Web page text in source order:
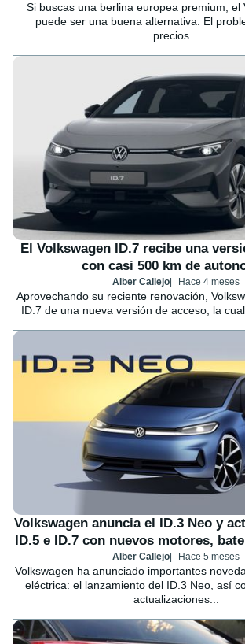
Si buscas una berlina europea premium, el
puede ser una buena alternativa. El
precios...
El Volkswagen ID.7 recibe una
con casi 500 km de
Alber Callejo Hace 4 meses
Aprovechando su reciente renovación,
ID.7 de una nueva versión de acceso, la
Volkswagen anuncia el ID.3 Neo y
ID.5 e ID.7 con nuevos motores,
Alber Callejo Hace 5 meses
Volkswagen ha anunciado importantes
eléctrica: el lanzamiento del ID.3 Neo, así
actualizaciones...